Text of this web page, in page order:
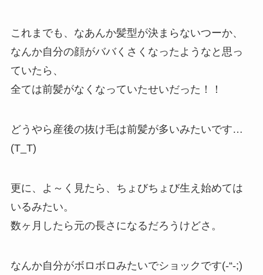
これまでも、なあんか髪型が決まらないつーか、
なんか自分の顔がババくさくなったようなと思っ
ていたら、
全ては前髪がなくなっていたせいだった！！
どうやら産後の抜け毛は前髪が多いみたいです…
(T_T)
更に、よ～く見たら、ちょびちょび生え始めては
いるみたい。
数ヶ月したら元の長さになるだろうけどさ。
なんか自分がボロボロみたいでショックです(-“-;)